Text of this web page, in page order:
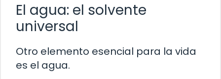
El agua: el solvente
universal
Otro elemento esencial para la vida
es el agua.